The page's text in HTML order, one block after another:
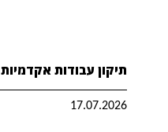
תיקון עבודות אקדמיות
17.07.2026